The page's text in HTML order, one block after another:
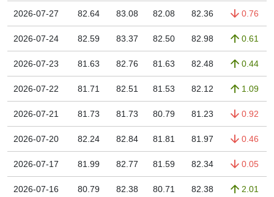
2026-07-27 82.64 83.08 82.08 82.36 0.76
2026-07-24 82.59 83.37 82.50 82.98 0.61
2026-07-23 81.63 82.76 81.63 82.48 0.44
2026-07-22 81.71 82.51 81.53 82.12 1.09
2026-07-21 81.73 81.73 80.79 81.23 0.92
2026-07-20 82.24 82.84 81.81 81.97 0.46
2026-07-17 81.99 82.77 81.59 82.34 0.05
2026-07-16 80.79 82.38 80.71 82.38 2.01